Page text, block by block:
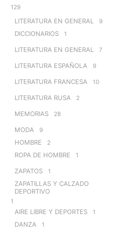
129
LITERATURA EN GENERAL 9
DICCIONARIOS 1
LITERATURA EN GENERAL 7
LITERATURA ESPAÑOLA 9
LITERATURA FRANCESA 10
LITERATURA RUSA 2
MEMORIAS 28
MODA 9
HOMBRE 2
ROPA DE HOMBRE 1
ZAPATOS 1
ZAPATILLAS Y CALZADO
DEPORTIVO
1
AIRE LIBRE Y DEPORTES 1
DANZA 1